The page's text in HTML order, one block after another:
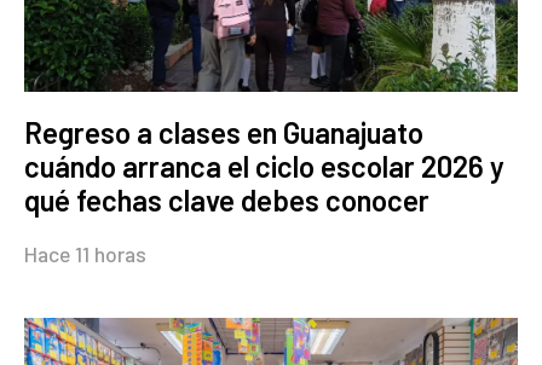
Regreso a clases en Guanajuato
cuándo arranca el ciclo escolar 2026 y
qué fechas clave debes conocer
Hace 11 horas